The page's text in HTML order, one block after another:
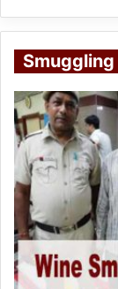
Smuggling